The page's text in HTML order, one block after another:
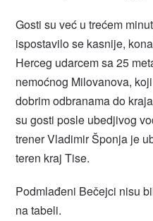
Gosti su već u trećem
ispostavilo se kasnije,
Herceg udarcem sa 25
nemoćnog Milovanova,
dobrim odbranama do
su gosti posle ubedjivog
trener Vladimir Šponja je
teren kraj Tise.
Podmlađeni Bečejci nisu
na tabeli.